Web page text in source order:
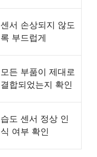
센서 손상되지 않도
록 부드럽게
모든 부품이 제대로
결합되었는지 확인
습도 센서 정상 인
식 여부 확인